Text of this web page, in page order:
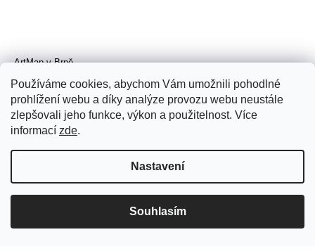
Používáme cookies, abychom Vám umožnili pohodlné
prohlížení webu a díky analýze provozu webu neustále
zlepšovali jeho funkce, výkon a použitelnost. Více
informací zde.
Nastavení
Souhlasím
ArtMap v Brně
Radnická 4, Brno
úterý–pátek 11–19 h
sobota 14–19 h
+420 702 152 298